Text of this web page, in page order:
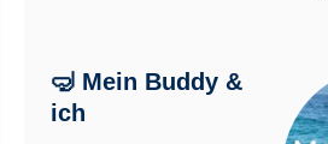
🤿 Mein Buddy &
ich